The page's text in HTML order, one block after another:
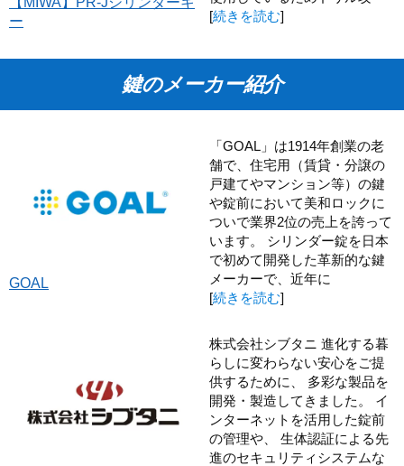
ー
[続きを読む]
鍵のメーカー紹介
GOAL
「GOAL」は1914年創業の老
舗で、住宅用（賃貸・分譲の
戸建てやマンション等）の鍵
や錠前において美和ロックに
ついで業界2位の売上を誇って
います。 シリンダー錠を日本
で初めて開発した革新的な鍵
メーカーで、近年に
[続きを読む]
株式会社シブタニ 進化する暮
らしに変わらない安心をご提
供するために、 多彩な製品を
開発・製造してきました。 イ
ンターネットを活用した錠前
の管理や、 生体認証による先
進のセキュリティシステムな